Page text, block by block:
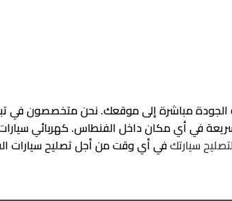
مباشرة إلى موقعك. نحن متخصصون في
في أي مكان داخل الفنطاس. كهربائي
سيارتكفي أي وقت من أجل تصليح سيارات